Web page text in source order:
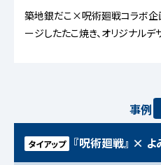
築地銀だこ×呪術廻戦コラボ企
ージしたたこ焼き、オリジナルデ
事例
タイアップ 『呪術廻戦』 × よ